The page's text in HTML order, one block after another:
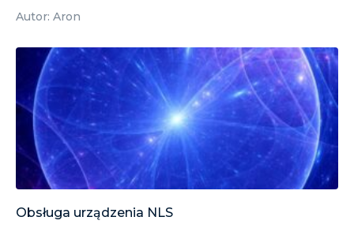
Autor: Aron
Obsługa urządzenia NLS